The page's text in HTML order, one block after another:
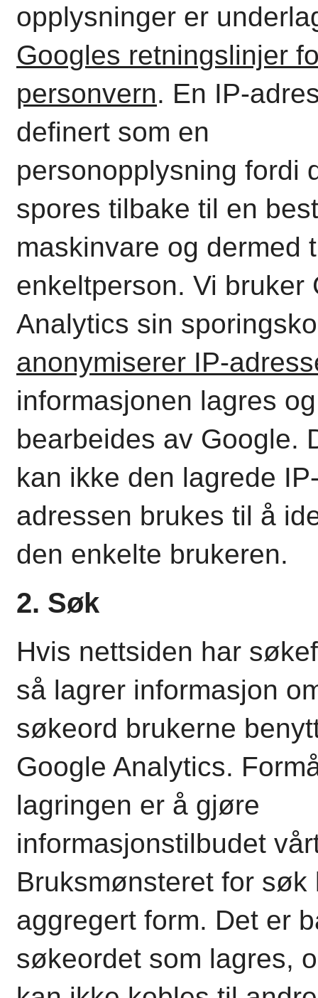
opplysninger er
Googles retningslinjer
personvern. En IP-
definert som en
personopplysning fordi
spores tilbake til en
maskinvare og dermed
enkeltperson. Vi bruker
Analytics sin
anonymiserer IP-
informasjonen lagres og
bearbeides av Google.
kan ikke den lagrede
adressen brukes til å
den enkelte brukeren.
2. Søk
Hvis nettsiden har
så lagrer informasjon
søkeord brukerne
Google Analytics.
lagringen er å gjøre
informasjonstilbudet
Bruksmønsteret for søk
aggregert form. Det er
søkeordet som lagres,